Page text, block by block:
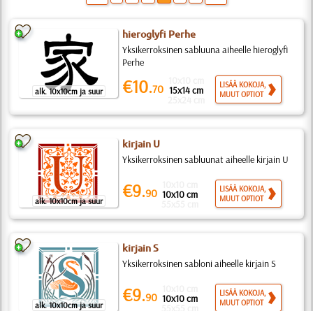
alk. 10x10cm ja suur
hieroglyfi Perhe
Yksikerroksinen sabluuna aiheelle hieroglyfi
Perhe
€10.70 15x14 cm
LISÄÄ KOKOJA,
MUUT OPTIOT
alk. 10x10cm ja suur
kirjain U
Yksikerroksinen sabluunat aiheelle kirjain U
€9.90 10x10 cm
LISÄÄ KOKOJA,
MUUT OPTIOT
alk. 10x10cm ja suur
kirjain S
Yksikerroksinen sabloni aiheelle kirjain S
€9.90 10x10 cm
LISÄÄ KOKOJA,
MUUT OPTIOT